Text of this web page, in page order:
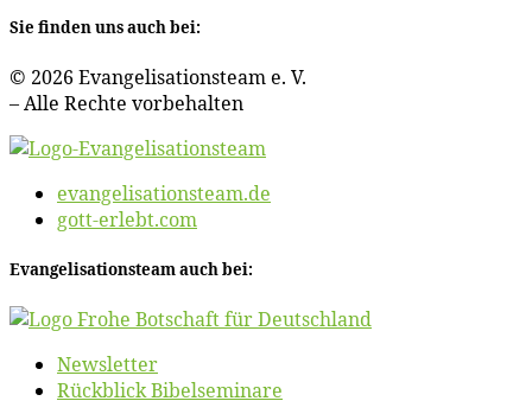
Sie fin­den uns auch bei:
© 2026 Evan­ge­li­sa­ti­ons­team e. V.
– Al­le Rech­te vorbehalten
evangelisationsteam.de
gott-erlebt.com
Evan­ge­li­sa­ti­ons­team auch bei:
News­let­ter
Rück­blick Bibelseminare